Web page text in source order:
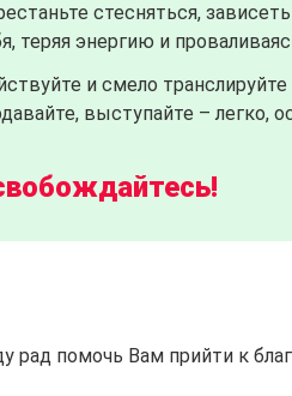
стесняться,
теряя энергию и
и смело
выступайте – легко,
рад помочь Вам прийти к